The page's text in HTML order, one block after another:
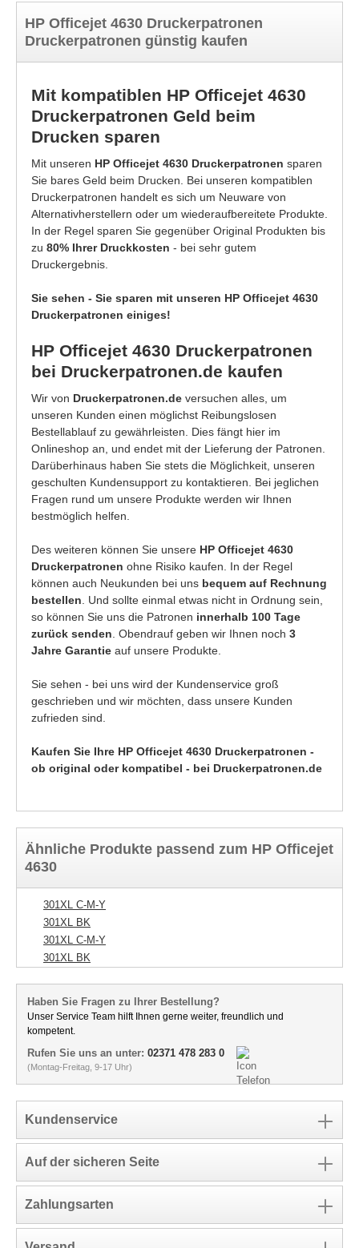
HP Officejet 4630 Druckerpatronen
Druckerpatronen günstig kaufen
Mit kompatiblen HP Officejet 4630
Druckerpatronen Geld beim
Drucken sparen
Mit unseren HP Officejet 4630 Druckerpatronen sparen
Sie bares Geld beim Drucken. Bei unseren kompatiblen
Druckerpatronen handelt es sich um Neuware von
Alternativherstellern oder um wiederaufbereitete Produkte.
In der Regel sparen Sie gegenüber Original Produkten bis
zu 80% Ihrer Druckkosten - bei sehr gutem
Druckergebnis.
Sie sehen - Sie sparen mit unseren HP Officejet 4630
Druckerpatronen einiges!
HP Officejet 4630 Druckerpatronen
bei Druckerpatronen.de kaufen
Wir von Druckerpatronen.de versuchen alles, um
unseren Kunden einen möglichst Reibungslosen
Bestellablauf zu gewährleisten. Dies fängt hier im
Onlineshop an, und endet mit der Lieferung der Patronen.
Darüberhinaus haben Sie stets die Möglichkeit, unseren
geschulten Kundensupport zu kontaktieren. Bei jeglichen
Fragen rund um unsere Produkte werden wir Ihnen
bestmöglich helfen.
Des weiteren können Sie unsere HP Officejet 4630
Druckerpatronen ohne Risiko kaufen. In der Regel
können auch Neukunden bei uns bequem auf Rechnung
bestellen . Und sollte einmal etwas nicht in Ordnung sein,
so können Sie uns die Patronen innerhalb 100 Tage
zurück senden . Obendrauf geben wir Ihnen noch 3
Jahre Garantie auf unsere Produkte.
Sie sehen - bei uns wird der Kundenservice groß
geschrieben und wir möchten, dass unsere Kunden
zufrieden sind.
Kaufen Sie Ihre HP Officejet 4630 Druckerpatronen -
ob original oder kompatibel - bei Druckerpatronen.de
Ähnliche Produkte passend zum HP Officejet
4630
301XL C-M-Y
301XL BK
301XL C-M-Y
301XL BK
Haben Sie Fragen zu Ihrer Bestellung?
Unser Service Team hilft Ihnen gerne weiter, freundlich und
kompetent.
Rufen Sie uns an unter: 02371 478 283 0
(Montag-Freitag, 9-17 Uhr)
Kundenservice
Auf der sicheren Seite
Zahlungsarten